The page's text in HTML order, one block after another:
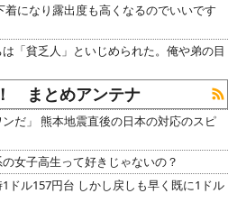
になり露出度も高くなるのでいいです
「貧乏人」といじめられた。俺や弟の目
まとめアンテナ
だ」 熊本地震直後の日本の対応のスピ
女子高生って好きじゃないの？
ドル157円台 しかし戻しも早く既に1ドル